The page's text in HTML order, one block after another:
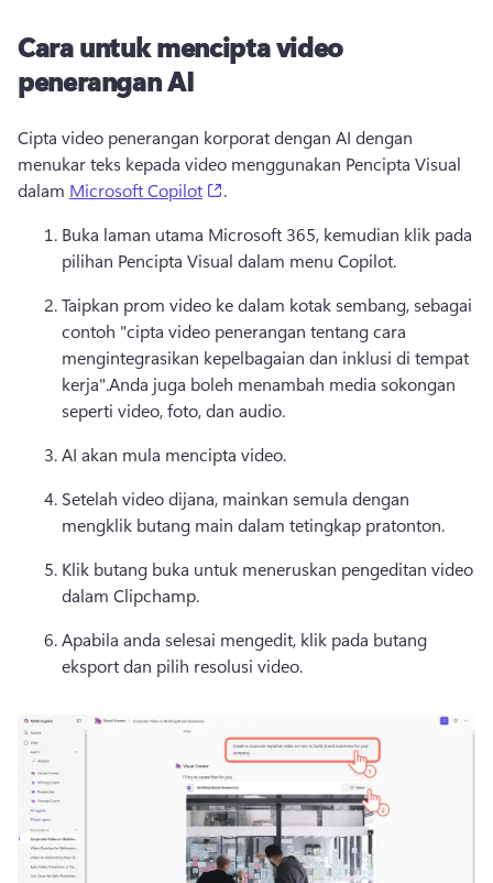
Cara untuk mencipta video
penerangan AI
Cipta video penerangan korporat dengan AI dengan
menukar teks kepada video menggunakan Pencipta Visual
dalam Microsoft Copilot
.
Buka laman utama Microsoft 365, kemudian klik pada
pilihan Pencipta Visual dalam menu Copilot.
Taipkan prom video ke dalam kotak sembang, sebagai
contoh "cipta video penerangan tentang cara
mengintegrasikan kepelbagaian dan inklusi di tempat
kerja".Anda juga boleh menambah media sokongan
seperti video, foto, dan audio.
AI akan mula mencipta video.
Setelah video dijana, mainkan semula dengan
mengklik butang main dalam tetingkap pratonton.
Klik butang buka untuk meneruskan pengeditan video
dalam Clipchamp.
Apabila anda selesai mengedit, klik pada butang
eksport dan pilih resolusi video.